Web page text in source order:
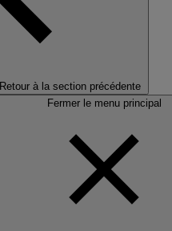
Retour à la section précédente
Fermer le menu principal